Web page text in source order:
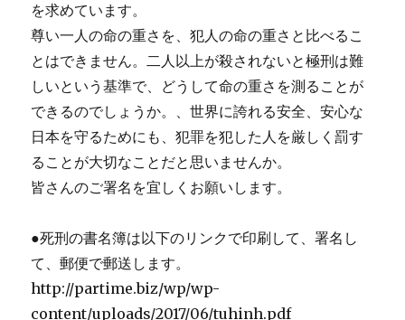
を求めています。
尊い一人の命の重さを、犯人の命の重さと比べるこ
とはできません。二人以上が殺されないと極刑は難
しいという基準で、どうして命の重さを測ることが
できるのでしょうか。、世界に誇れる安全、安心な
日本を守るためにも、犯罪を犯した人を厳しく罰す
ることが大切なことだと思いませんか。
皆さんのご署名を宜しくお願いします。
●死刑の書名簿は以下のリンクで印刷して、署名し
て、郵便で郵送します。
http://partime.biz/wp/wp-
content/uploads/2017/06/tuhinh.pdf